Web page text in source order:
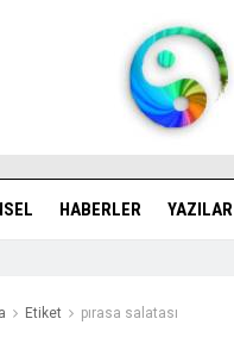
HABERLER YAZILAR
Etiket pırasa salatası